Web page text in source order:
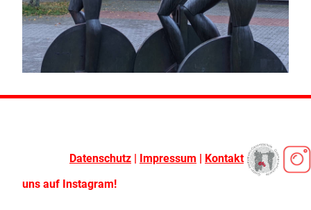
Datenschutz Impressum
Kontakt
uns auf Instagram!